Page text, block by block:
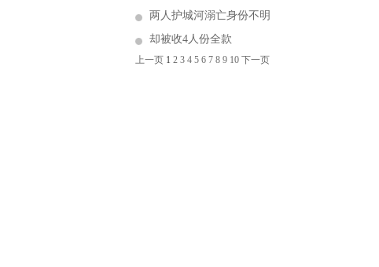
两人护城河溺亡身份不明
却被收4人份全款
上一页 1 2 3 4 5 6 7 8 9 10 下一页